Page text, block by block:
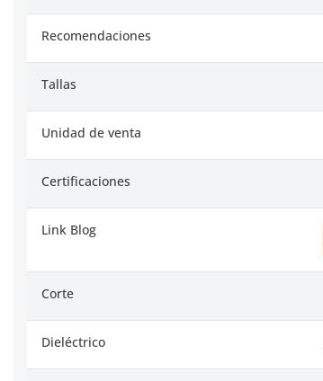
Recomendaciones
Tallas
Unidad de venta
Certificaciones
Link Blog
Corte
Dieléctrico